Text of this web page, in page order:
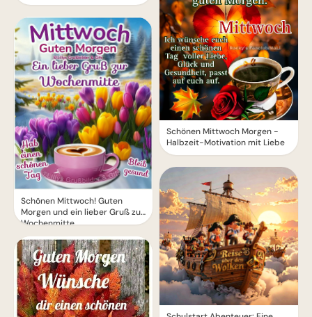
Schönen Mittwoch! Guten
Morgen und ein lieber Gruß zur
Wochenmitte
Schönen Mittwoch Morgen -
Halbzeit-Motivation mit Liebe